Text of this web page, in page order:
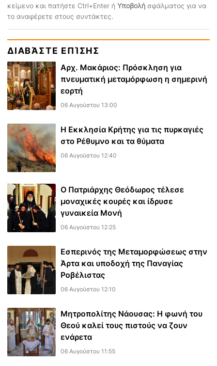
κείμενο και πατήστε Ctrl+Enter ή Υποβολή σφάλματος για να
το αναφέρετε στους συντάκτες.
ΔΙΑΒΆΣΤΕ ΕΠΊΣΗΣ
Αρχ. Μακάριος: Πρόσκληση για
πνευματική μεταμόρφωση η σημερινή
εορτή
06 Αυγούστου 13:00
Η Εκκλησία Κρήτης για τις πυρκαγιές
στο Ρέθυμνο και τα θύματα
06 Αυγούστου 12:40
Ο Πατριάρχης Θεόδωρος τέλεσε
μοναχικές κουρές και ίδρυσε
γυναικεία Μονή
06 Αυγούστου 12:25
Εσπερινός της Μεταμορφώσεως στην
Άρτα και υποδοχή της Παναγίας
Ροβέλιστας
06 Αυγούστου 12:10
Μητροπολίτης Νάουσας: Η φωνή του
Θεού καλεί τους πιστούς να ζουν
ενάρετα
06 Αυγούστου 11:55